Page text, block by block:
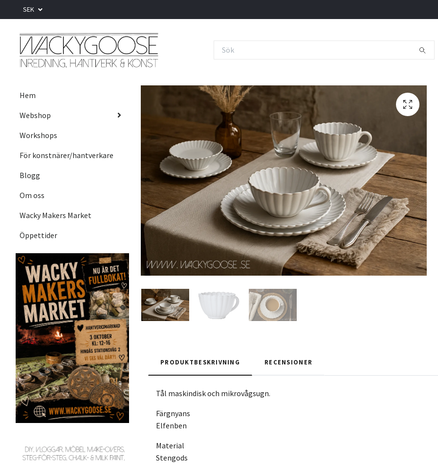
SEK
Hem
Webshop
Workshops
För konstnärer/hantverkare
Blogg
Om oss
Wacky Makers Market
Öppettider
PRODUKTBESKRIVNING RECENSIONER
Tål maskindisk och mikrovågsugn.
Färgnyans
Elfenben
Material
Stengods